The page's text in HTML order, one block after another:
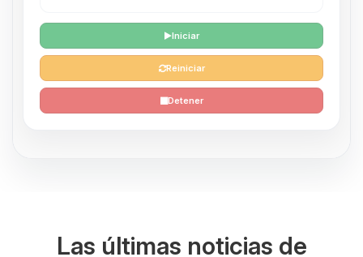
Iniciar
Reiniciar
Detener
Las últimas noticias de